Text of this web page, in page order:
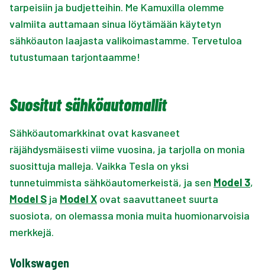
tarpeisiin ja budjetteihin. Me Kamuxilla olemme
valmiita auttamaan sinua löytämään käytetyn
sähköauton laajasta valikoimastamme. Tervetuloa
tutustumaan tarjontaamme!
Suositut sähköautomallit
Sähköautomarkkinat ovat kasvaneet
räjähdysmäisesti viime vuosina, ja tarjolla on monia
suosittuja malleja. Vaikka Tesla on yksi
tunnetuimmista sähköautomerkeistä, ja sen Model 3,
Model S ja Model X ovat saavuttaneet suurta
suosiota, on olemassa monia muita huomionarvoisia
merkkejä.
Volkswagen